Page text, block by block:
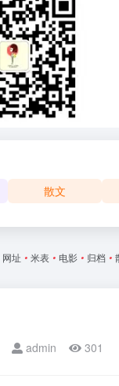
散文
网址 • 米表 • 电影 • 归档 •
admin 301